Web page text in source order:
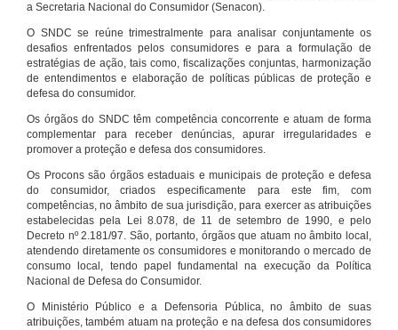
a Secretaria Nacional do Consumidor (Senacon).
O SNDC se reúne trimestralmente para analisar conjuntamente os
desafios enfrentados pelos consumidores e para a formulação de
estratégias de ação, tais como, fiscalizações conjuntas, harmonização
de entendimentos e elaboração de políticas públicas de proteção e
defesa do consumidor.
Os órgãos do SNDC têm competência concorrente e atuam de forma
complementar para receber denúncias, apurar irregularidades e
promover a proteção e defesa dos consumidores.
Os Procons são órgãos estaduais e municipais de proteção e defesa
do consumidor, criados especificamente para este fim, com
competências, no âmbito de sua jurisdição, para exercer as atribuições
estabelecidas pela Lei 8.078, de 11 de setembro de 1990, e pelo
Decreto nº 2.181/97. São, portanto, órgãos que atuam no âmbito local,
atendendo diretamente os consumidores e monitorando o mercado de
consumo local, tendo papel fundamental na execução da Política
Nacional de Defesa do Consumidor.
O Ministério Público e a Defensoria Pública, no âmbito de suas
atribuições, também atuam na proteção e na defesa dos consumidores